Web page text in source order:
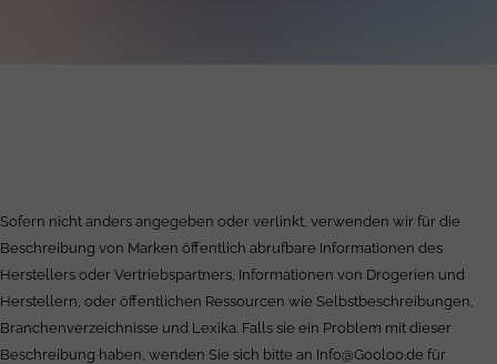
Sofern nicht anders angegeben oder verlinkt, verwenden wir für die
Beschreibung von Marken öffentlich abrufbare Informationen des
Herstellers oder Vertriebspartners, Informationen von Drogerien und
Herstellern, oder öffentlichen Ressourcen wie Selbstbeschreibungen,
Branchenverzeichnisse und Lexika. Falls sie ein Problem mit dieser
Beschreibung haben, wenden Sie sich bitte an Info@Gooloo.de für